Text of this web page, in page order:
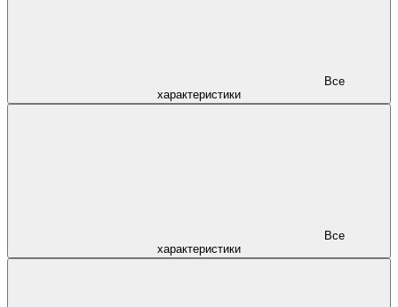
характеристики
характеристики